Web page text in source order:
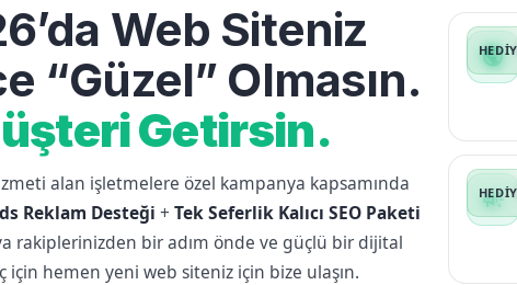
Web Siteniz
“Güzel” Olmasın.
Getirsin.
alan işletmelere özel kampanya kapsamında
Reklam Desteği +Tek Seferlik Kalıcı SEO Paketi
rakiplerinizden bir adım önde ve güçlü bir dijital
için hemen yeni web siteniz için bize ulaşın.
public
campaign